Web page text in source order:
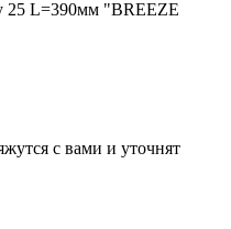
25 L=390мм "BREEZE
с вами и уточнят